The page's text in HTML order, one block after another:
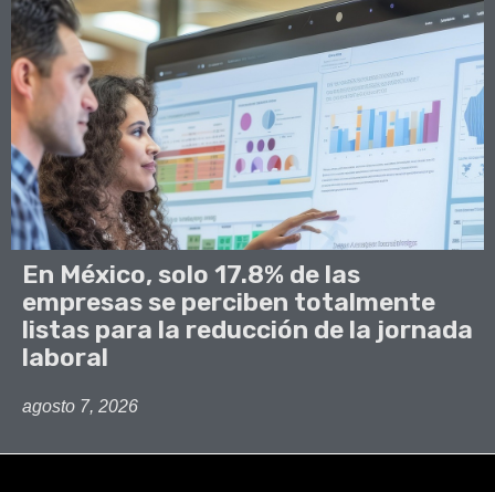
En México, solo 17.8% de las
empresas se perciben totalmente
listas para la reducción de la jornada
laboral
agosto 7, 2026